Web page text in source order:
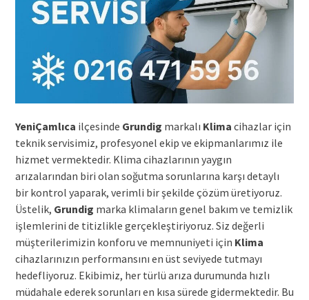
YeniÇamlıca ilçesinde Grundig markalı Klima cihazlar için
teknik servisimiz, profesyonel ekip ve ekipmanlarımız ile
hizmet vermektedir. Klima cihazlarının yaygın
arızalarından biri olan soğutma sorunlarına karşı detaylı
bir kontrol yaparak, verimli bir şekilde çözüm üretiyoruz.
Üstelik, Grundig marka klimaların genel bakım ve temizlik
işlemlerini de titizlikle gerçekleştiriyoruz. Siz değerli
müşterilerimizin konforu ve memnuniyeti için Klima
cihazlarınızın performansını en üst seviyede tutmayı
hedefliyoruz. Ekibimiz, her türlü arıza durumunda hızlı
müdahale ederek sorunları en kısa sürede gidermektedir. Bu